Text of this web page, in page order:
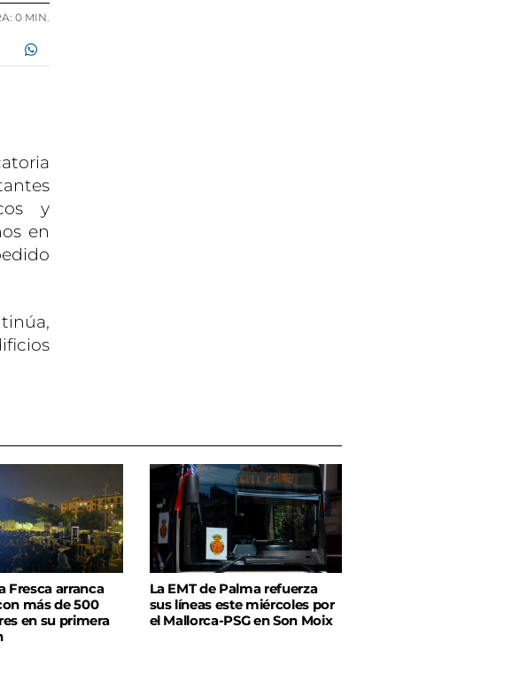
0 MIN.
y
en
Fresca arranca
más de 500
en su primera
La EMT de Palma refuerza
sus líneas este miércoles por
el Mallorca-PSG en Son Moix